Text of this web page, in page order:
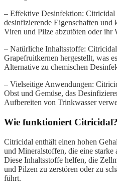
– Effektive Desinfektion: Citricidal
desinfizierende Eigenschaften und
Viren und Pilze abzutöten oder ihr
– Natürliche Inhaltsstoffe:
Grapefruitkernen hergestellt, was
Alternative zu chemischen
– Vielseitige Anwendungen:
Obst und Gemüse, das
Aufbereiten von Trinkwasser
Wie funktioniert Citricidal?
Citricidal enthält einen hohen
und Mineralstoffen, die eine
Diese Inhaltsstoffe helfen, die
und Pilzen zu zerstören oder zu
führt.